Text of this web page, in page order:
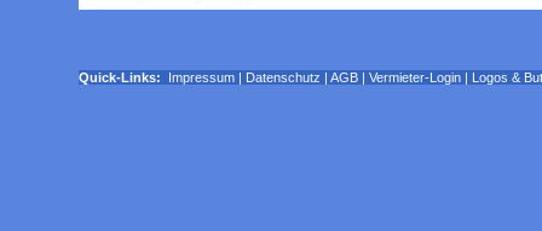
Quick-Links: Impressum Datenschutz AGB Vermieter-Login Logos &